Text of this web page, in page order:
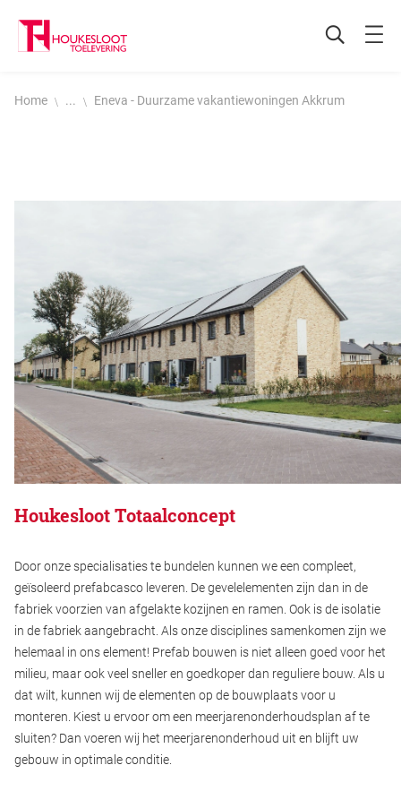
Home Eneva - Duurzame vakantiewoningen Akkrum
...
Houkesloot Totaalconcept
Door onze specialisaties te bundelen kunnen we een compleet,
geïsoleerd prefabcasco leveren. De gevelelementen zijn dan in de
fabriek voorzien van afgelakte kozijnen en ramen. Ook is de isolatie
in de fabriek aangebracht. Als onze disciplines samenkomen zijn we
helemaal in ons element! Prefab bouwen is niet alleen goed voor het
milieu, maar ook veel sneller en goedkoper dan reguliere bouw. Als u
dat wilt, kunnen wij de elementen op de bouwplaats voor u
monteren. Kiest u ervoor om een meerjarenonderhoudsplan af te
sluiten? Dan voeren wij het meerjarenonderhoud uit en blijft uw
gebouw in optimale conditie.